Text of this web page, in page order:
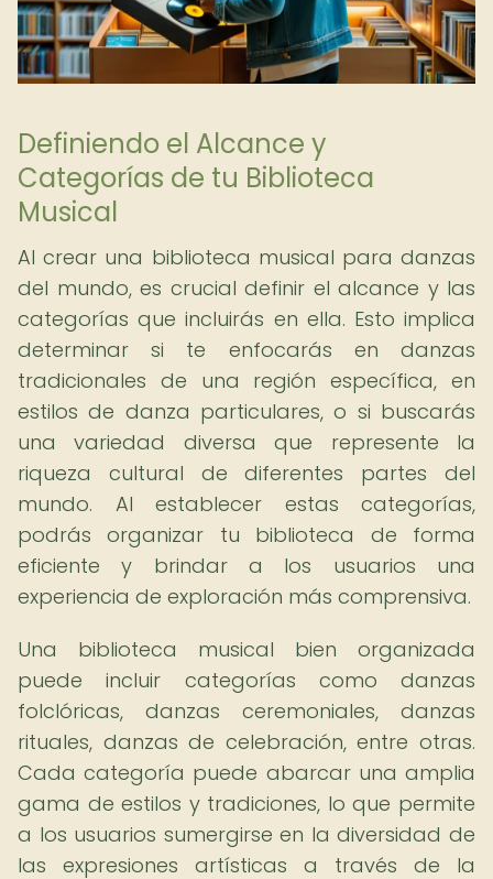
Definiendo el Alcance y
Categorías de tu Biblioteca
Musical
Al crear una biblioteca musical para danzas
del mundo, es crucial definir el alcance y las
categorías que incluirás en ella. Esto implica
determinar si te enfocarás en danzas
tradicionales de una región específica, en
estilos de danza particulares, o si buscarás
una variedad diversa que represente la
riqueza cultural de diferentes partes del
mundo. Al establecer estas categorías,
podrás organizar tu biblioteca de forma
eficiente y brindar a los usuarios una
experiencia de exploración más comprensiva.
Una biblioteca musical bien organizada
puede incluir categorías como danzas
folclóricas, danzas ceremoniales, danzas
rituales, danzas de celebración, entre otras.
Cada categoría puede abarcar una amplia
gama de estilos y tradiciones, lo que permite
a los usuarios sumergirse en la diversidad de
las expresiones artísticas a través de la